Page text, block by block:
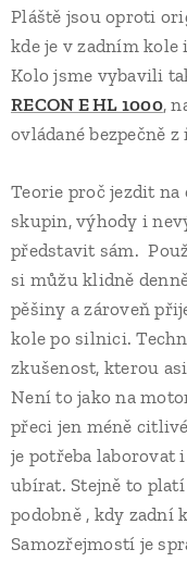
Pláště jsou oproti
kde je v zadním
Kolo jsme vybavili
RECON E HL 1000,
ovládané bezpečně
Teorie proč jezdit na
skupin, výhody i
představit sám.
si můžu klidně
pěšiny a zároveň
kole po silnici.
zkušenost, kterou
Není to jako na
přeci jen méně
je potřeba laborovat
ubírat. Stejně to
podobně , kdy zadní
Samozřejmostí je